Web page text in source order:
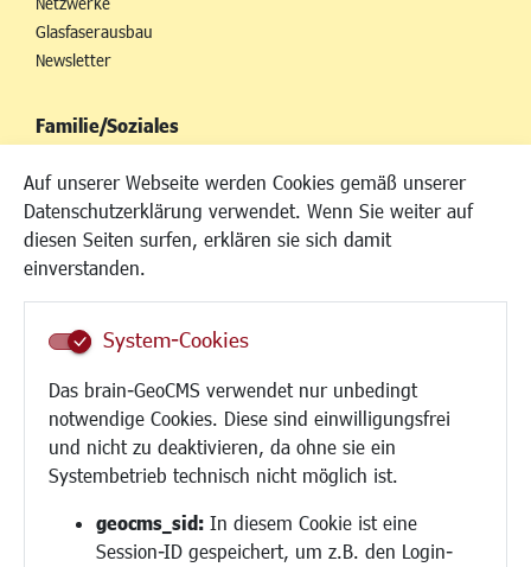
Auf unserer Webseite werden Cookies gemäß unserer
Datenschutzerklärung verwendet. Wenn Sie weiter auf
diesen Seiten surfen, erklären sie sich damit
einverstanden.
System-Cookies
Das brain-GeoCMS verwendet nur unbedingt
notwendige Cookies. Diese sind einwilligungsfrei
und nicht zu deaktivieren, da ohne sie ein
Systembetrieb technisch nicht möglich ist.
geocms_sid: In diesem Cookie ist eine
Session-ID gespeichert, um z.B. den Login-
Glasfaserausbau
Newsletter
Familie/Soziales
Kinderbetreuung
Kinder und Jugend
Institutionen für Familien
Frauen
Schule
Demokratie leben
Ukrainehilfe
Hilfe für Geflüchtete
Religion
Bauen/Umwelt/Mobilität